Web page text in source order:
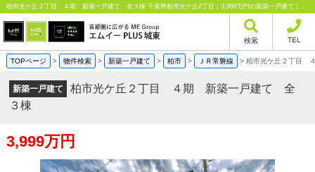
柏市光ケ丘２丁目 ４期 新築一戸建て 全３棟 千葉県柏市光ケ丘2丁目｜3,999万円の新築一戸建て｜分譲住宅や新築物件｜エムイーPLUS城東株式会社
検索 TEL
TOPページ > 物件検索 > 新築一戸建て > 柏市 > ＪＲ常磐線 > 柏市光ケ丘２丁目
新築一戸建て
柏市光ケ丘２丁目 ４期 新築一戸建て 全
３棟
3,999万円